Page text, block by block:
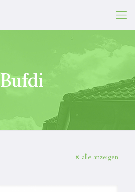
Bufdi
alle anzeigen